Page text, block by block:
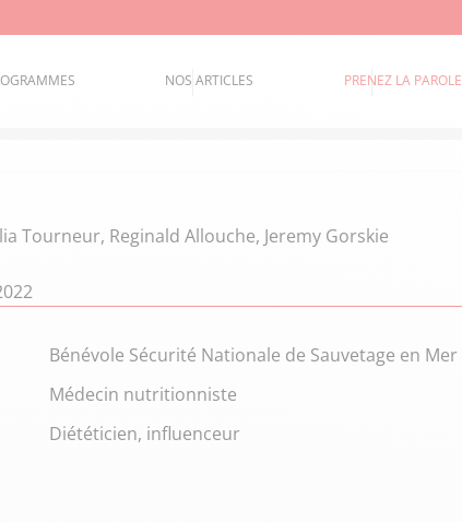
NOS ARTICLES PRENEZ LA PAROLE
Tourneur, Reginald Allouche, Jeremy Gorskie
Bénévole Sécurité Nationale de Sauvetage en Mer
Médecin nutritionniste
Diététicien, influenceur